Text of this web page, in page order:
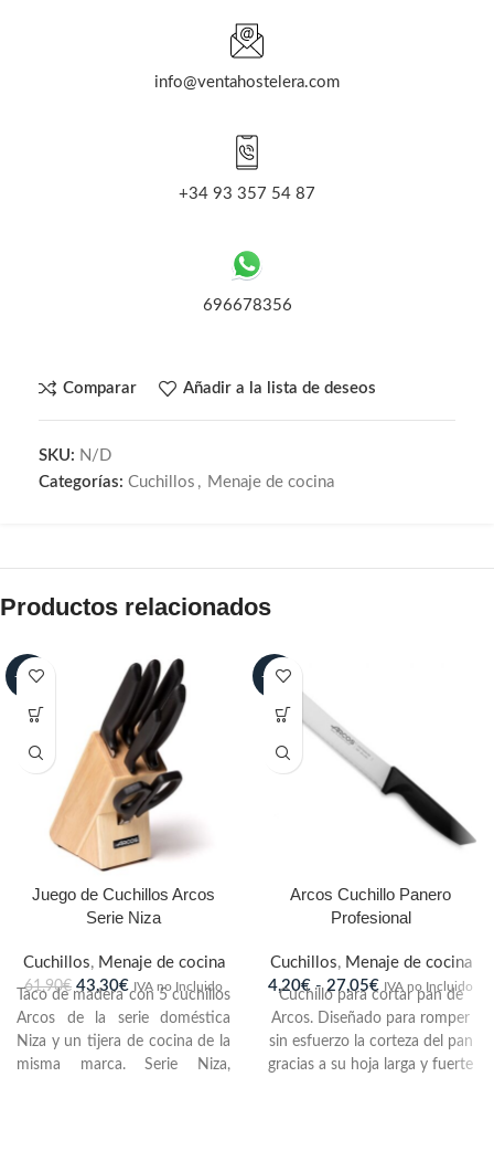
info@ventahostelera.com
+34 93 357 54 87
696678356
Comparar Añadir a la lista de deseos
SKU: N/D
Categorías: Cuchillos , Menaje de cocina
Productos relacionados
-30%
Juego de Cuchillos Arcos
Serie Niza
Cuchillos, Menaje de cocina
61,90€ 43,30€ IVA no Incluido
Taco de madera con 5 cuchillos
Arcos de la serie doméstica
Niza y un tijera de cocina de la
misma marca. Serie Niza,
-30%
Arcos Cuchillo Panero
Profesional
Cuchillos, Menaje de cocina
4,20€ - 27,05€ IVA no Incluido
Cuchillo para cortar pan de
Arcos. Diseñado para romper
sin esfuerzo la corteza del pan
gracias a su hoja larga y fuerte